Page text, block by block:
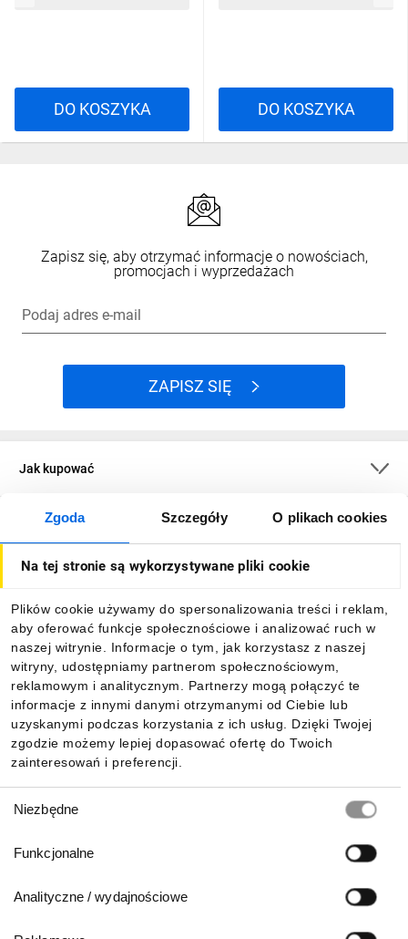
Zgoda Szczegóły O plikach cookies
Na tej stronie są wykorzystywane pliki cookie
Plików cookie używamy do spersonalizowania treści i reklam,
aby oferować funkcje społecznościowe i analizować ruch w
naszej witrynie. Informacje o tym, jak korzystasz z naszej
witryny, udostępniamy partnerom społecznościowym,
reklamowym i analitycznym. Partnerzy mogą połączyć te
informacje z innymi danymi otrzymanymi od Ciebie lub
uzyskanymi podczas korzystania z ich usług. Dzięki Twojej
zgodzie możemy lepiej dopasować ofertę do Twoich
zainteresowań i preferencji.
zgody
Niezbędne
Funkcjonalne
Analityczne / wydajnościowe
DO KOSZYKA DO KOSZYKA
Zapisz się, aby otrzymać informacje o nowościach,
promocjach i wyprzedażach
Podaj adres e-mail
ZAPISZ SIĘ
Jak kupować
O firmie
Informacje
Pobierz naszą aplikację mobilną: